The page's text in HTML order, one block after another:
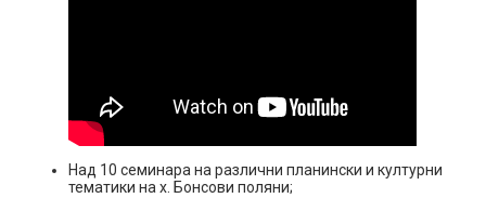
Над 10 семинара на различни планински и културни
тематики на х. Бонсови поляни;